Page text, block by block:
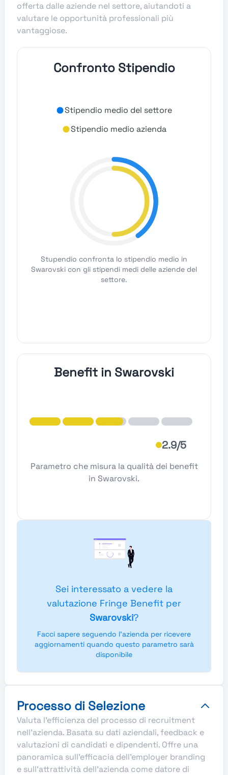
offerta dalle aziende nel settore, aiutandoti a
valutare le opportunità professionali più
vantaggiose.
Confronto Stipendio
Stipendio medio del settore
Stipendio medio azienda
Stupendio confronta lo stipendio medio in
Swarovski con gli stipendi medi delle aziende del
settore.
Benefit in Swarovski
2.9/5
Parametro che misura la qualità dei benefit
in Swarovski.
Sei interessato a vedere la
valutazione Fringe Benefit per
Swarovski?
Facci sapere seguendo l'azienda per ricevere
aggiornamenti quando questo parametro sarà
disponibile
Processo di Selezione
Valuta l'efficienza del processo di recruitment
nell'azienda. Basata su dati aziendali, feedback e
valutazioni di candidati e dipendenti. Offre una
panoramica sull'efficacia dell'employer branding
e sull'attrattività dell'azienda come datore di